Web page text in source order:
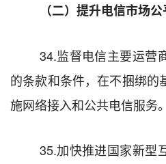
（二）提升电信市场公
34.监督电信主要运营
的条款和条件，在不捆绑的
施网络接入和公共电信服务。
35.加快推进国家新型